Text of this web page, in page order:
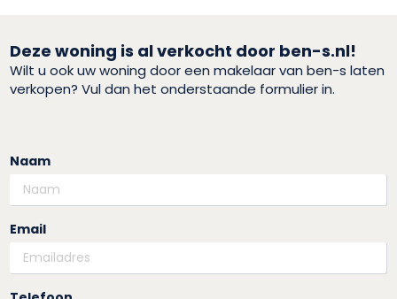
Deze woning is al verkocht door ben-s.nl!
Wilt u ook uw woning door een makelaar van ben-s laten
verkopen? Vul dan het onderstaande formulier in.
Naam
Email